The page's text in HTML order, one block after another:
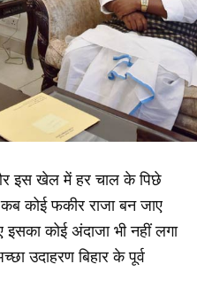
इस खेल में हर चाल के पिछे
कोई फकीर राजा बन जाए
कोई अंदाजा भी नहीं लगा
उदाहरण बिहार के पूर्व